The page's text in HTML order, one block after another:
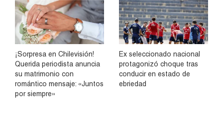
¡Sorpresa en Chilevisión!
Querida periodista anuncia
su matrimonio con
romántico mensaje: «Juntos
por siempre»
Ex seleccionado nacional
protagonizó choque tras
conducir en estado de
ebriedad